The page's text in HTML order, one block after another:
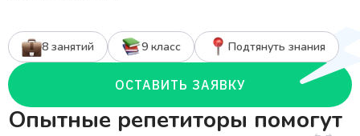
8 занятий 9 класс Подтянуть знания
ОСТАВИТЬ ЗАЯВКУ
Опытные репетиторы помогут